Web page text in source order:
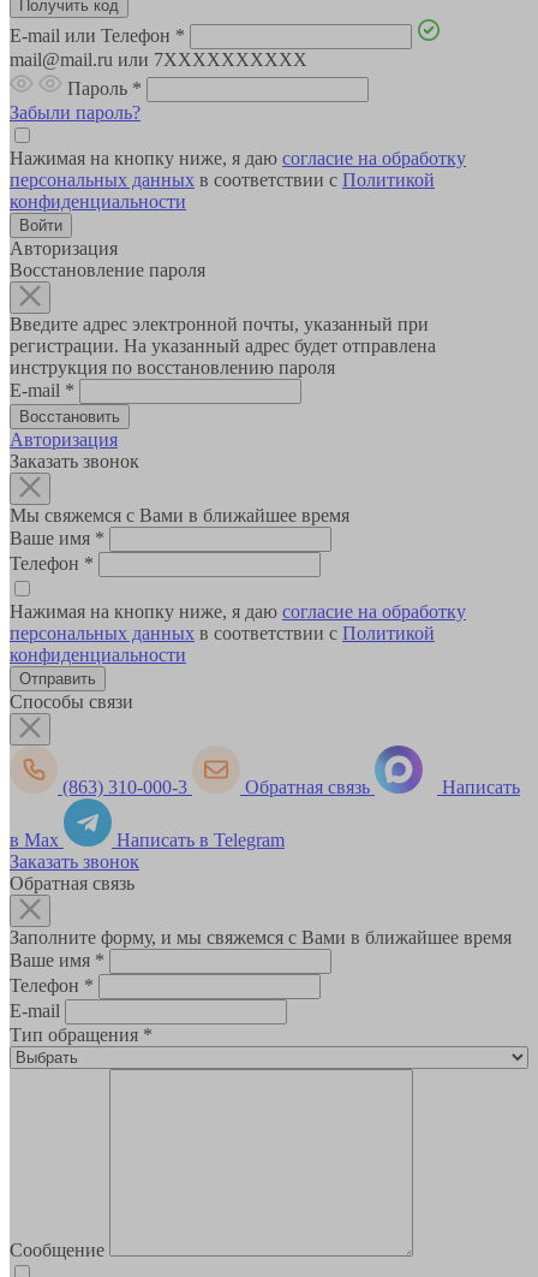
E-mail или Телефон *
mail@mail.ru или 7XXXXXXXXXX
Пароль *
Забыли пароль?
Нажимая на кнопку ниже, я даю согласие на обработку
персональных данных в соответствии с Политикой
конфиденциальности
Авторизация
Восстановление пароля
Введите адрес электронной почты, указанный при
регистрации. На указанный адрес будет отправлена
инструкция по восстановлению пароля
E-mail *
Авторизация
Заказать звонок
Мы свяжемся с Вами в ближайшее время
Ваше имя *
Телефон *
Нажимая на кнопку ниже, я даю согласие на обработку
персональных данных в соответствии с Политикой
конфиденциальности
Способы связи
(863) 310-000-3 Обратная связь Написать
в Max
Написать в Telegram
Заказать звонок
Обратная связь
Заполните форму, и мы свяжемся с Вами в ближайшее время
Ваше имя *
Телефон *
E-mail
Тип обращения *
Сообщение